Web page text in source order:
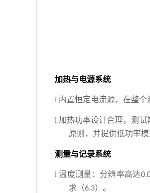
加热与电源系统
l 内置恒定电流源，在整
l 加热功率设计合理，测
原则，并提供低功率
测量与记录系统
l 温度测量：分辨率高达
求（6.3）。